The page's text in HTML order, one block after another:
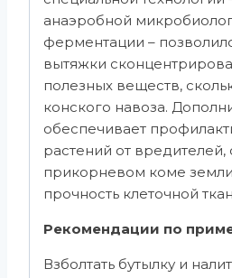
анаэробной
ферментации –
вытяжки
полезных веществ,
конского навоза.
обеспечивает
растений от
прикорневом коме
прочность клеточной
Рекомендации по
Взболтать бутылку и